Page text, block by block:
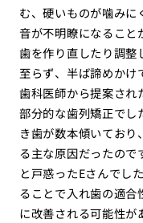
む、硬いものが噛み
音が不明瞭になること
歯を作り直したり調整
至らず、半ば諦めか
歯科医師から提案され
部分的な歯列矯正でし
き歯が数本傾いてお
る主な原因だったので
と戸惑ったEさんでし
ることで入れ歯の適
に改善される可能性